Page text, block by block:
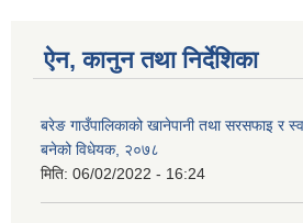
ऐन, कानुन तथा निर्देशिका
बरेङ गाउँपालिकाको खानेपानी तथा सरसफाइ र
बनेको विधेयक, २०७८
मिति: 06/02/2022 - 16:24